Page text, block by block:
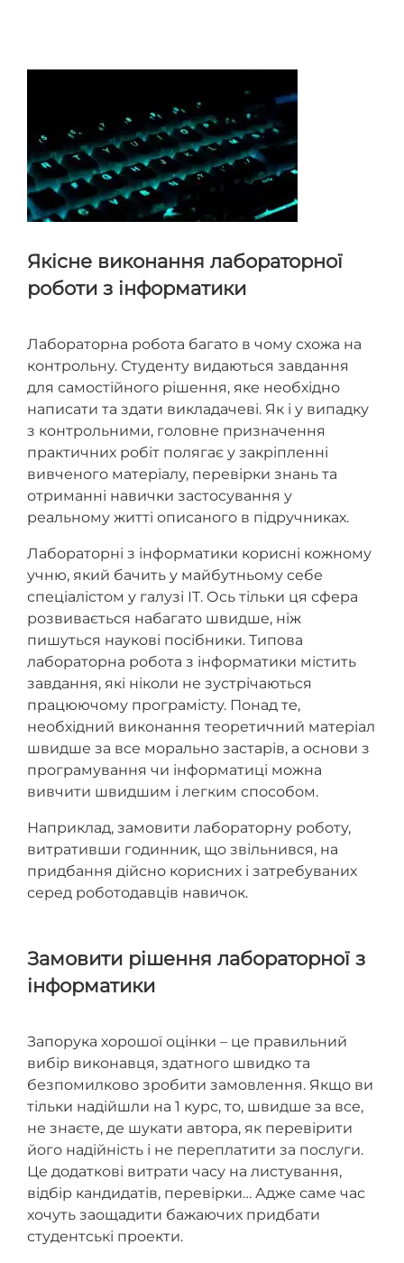
Якісне виконання лабораторної
роботи з інформатики
Лабораторна робота багато в чому схожа на
контрольну. Студенту видаються завдання
для самостійного рішення, яке необхідно
написати та здати викладачеві. Як і у випадку
з контрольними, головне призначення
практичних робіт полягає у закріпленні
вивченого матеріалу, перевірки знань та
отриманні навички застосування у
реальному житті описаного в підручниках.
Лабораторні з інформатики корисні кожному
учню, який бачить у майбутньому себе
спеціалістом у галузі ІТ. Ось тільки ця сфера
розвивається набагато швидше, ніж
пишуться наукові посібники. Типова
лабораторна робота з інформатики містить
завдання, які ніколи не зустрічаються
працюючому програмісту. Понад те,
необхідний виконання теоретичний матеріал
швидше за все морально застарів, а основи з
програмування чи інформатиці можна
вивчити швидшим і легким способом.
Наприклад, замовити лабораторну роботу,
витративши годинник, що звільнився, на
придбання дійсно корисних і затребуваних
серед роботодавців навичок.
Замовити рішення лабораторної з
інформатики
Запорука хорошої оцінки – це правильний
вибір виконавця, здатного швидко та
безпомилково зробити замовлення. Якщо ви
тільки надійшли на 1 курс, то, швидше за все,
не знаєте, де шукати автора, як перевірити
його надійність і не переплатити за послуги.
Це додаткові витрати часу на листування,
відбір кандидатів, перевірки… Адже саме час
хочуть заощадити бажаючих придбати
студентські проекти.